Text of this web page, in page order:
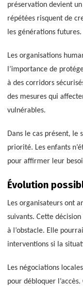
préservation devient
répétées risquent de
les générations futures.
Les organisations
l’importance de
à des corridors
des mesures qui
vulnérables.
Dans le cas présent,
priorité. Les enfants
pour affirmer leur
Évolution
Les organisateurs ont
suivants. Cette
à l’obstacle. Elle
interventions si la
Les négociations
pour débloquer